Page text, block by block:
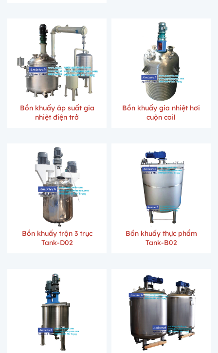
Bồn khuấy áp suất gia
nhiệt điện trở
Bồn khuấy gia nhiệt hơi
cuộn coil
Bồn khuấy trộn 3 trục
Tank-D02
Bồn khuấy thực phẩm
Tank-B02